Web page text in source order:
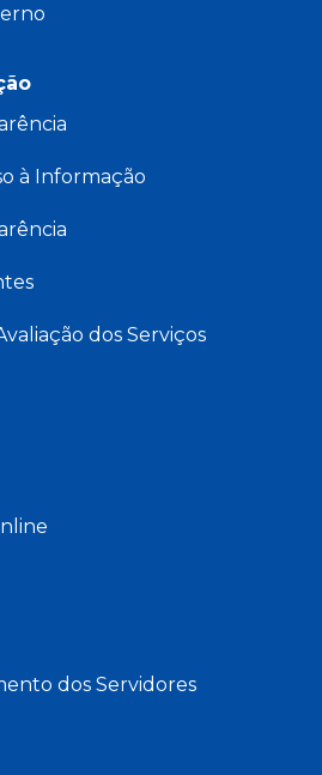
à Informação
dos Serviços
dos Servidores